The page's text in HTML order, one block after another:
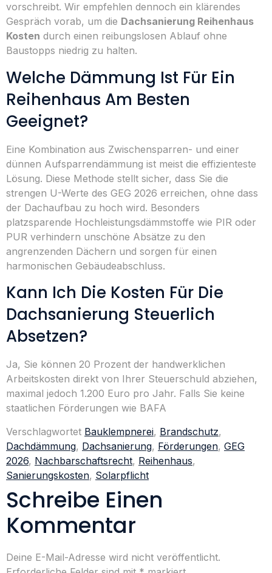
vorschreibt. Wir empfehlen dennoch ein klärendes
Gespräch vorab, um die Dachsanierung Reihenhaus
Kosten durch einen reibungslosen Ablauf ohne
Baustopps niedrig zu halten.
Welche Dämmung Ist Für Ein
Reihenhaus Am Besten
Geeignet?
Eine Kombination aus Zwischensparren- und einer
dünnen Aufsparrendämmung ist meist die effizienteste
Lösung. Diese Methode stellt sicher, dass Sie die
strengen U-Werte des GEG 2026 erreichen, ohne dass
der Dachaufbau zu hoch wird. Besonders
platzsparende Hochleistungsdämmstoffe wie PIR oder
PUR verhindern unschöne Absätze zu den
angrenzenden Dächern und sorgen für einen
harmonischen Gebäudeabschluss.
Kann Ich Die Kosten Für Die
Dachsanierung Steuerlich
Absetzen?
Ja, Sie können 20 Prozent der handwerklichen
Arbeitskosten direkt von Ihrer Steuerschuld abziehen,
maximal jedoch 1.200 Euro pro Jahr. Falls Sie keine
staatlichen Förderungen wie BAFA
Verschlagwortet Bauklempnerei, Brandschutz,
Dachdämmung, Dachsanierung, Förderungen, GEG
2026, Nachbarschaftsrecht, Reihenhaus,
Sanierungskosten, Solarpflicht
Schreibe Einen
Kommentar
Deine E-Mail-Adresse wird nicht veröffentlicht.